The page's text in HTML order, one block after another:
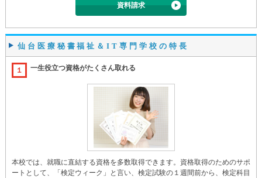
資料請求
仙台医療秘書福祉＆IT専門学校の特長
１ 一生役立つ資格がたくさん取れる
本校では、就職に直結する資格を多数取得できます。資格取得のためのサポ
ートとして、「検定ウィーク」と言い、検定試験の１週間前から、検定科目